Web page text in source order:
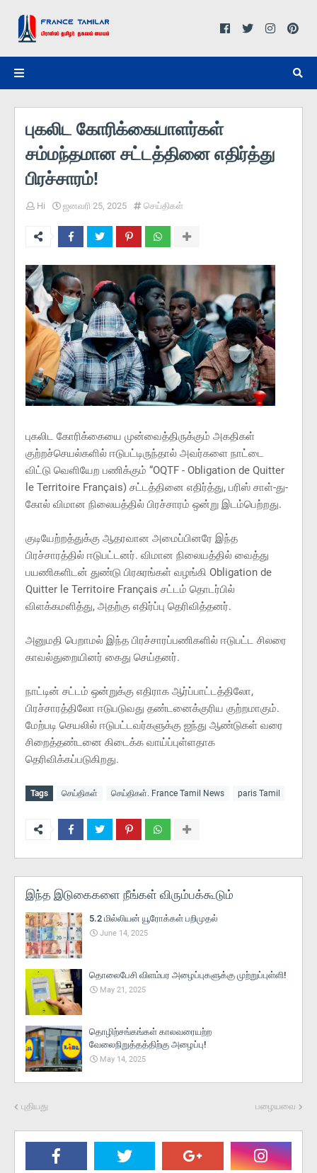
புகலிட கோரிக்கையாளர்கள்
சம்மந்தமான சட்டத்தினை எதிர்த்து
பிரச்சாரம்!
Hi ஜனவரி 25, 2025 செய்திகள்
புகலிட கோரிக்கையை முன்வைத்திருக்கும் அகதிகள்
குற்றச்செயல்களில் ஈடுபட்டிருந்தால் அவர்களை நாட்டை
விட்டு வெளியேற பணிக்கும் “OQTF - Obligation de Quitter
le Territoire Français) சட்டத்தினை எதிர்த்து, பரிஸ் சாள்-து-
கோல் விமான நிலையத்தில் பிரச்சாரம் ஒன்று இடம்பெற்றது.
குடியேற்றத்துக்கு ஆதரவான அமைப்பினரே இந்த
பிரச்சாரத்தில் ஈடுபட்டனர். விமான நிலையத்தில் வைத்து
பயணிகளிடன் துண்டு பிரசுரங்கள் வழங்கி Obligation de
Quitter le Territoire Français சட்டம் தொடர்பில்
விளக்கமளித்து, அதற்கு எதிர்ப்பு தெரிவித்தனர்.
அனுமதி பெறாமல் இந்த பிரச்சாரப்பணிகளில் ஈடுபட்ட சிலரை
காவல்துறையினர் கைது செய்தனர்.
நாட்டின் சட்டம் ஒன்றுக்கு எதிராக ஆர்ப்பாட்டத்திலோ,
பிரச்சாரத்திலோ ஈடுபடுவது தண்டனைக்குரிய குற்றமாகும்.
மேற்படி செயலில் ஈடுபட்டவர்களுக்கு ஐந்து ஆண்டுகள் வரை
சிறைத்தண்டனை கிடைக்க வாய்ப்புள்ளதாக
தெரிவிக்கப்படுகிறது.
Tags செய்திகள் செய்திகள். France Tamil News paris Tamil
இந்த இடுகைகளை நீங்கள் விரும்பக்கூடும்
5.2 மில்லியன் யூரோக்கள் பறிமுதல்
June 14, 2025
தொலைபேசி விளம்பர அழைப்புகளுக்கு முற்றுப்புள்ளி!
May 21, 2025
தொழிற்சங்கங்கள் காலவரையற்ற
வேலைநிறுத்தத்திற்கு அழைப்பு!
May 14, 2025
புதியது பழையவை